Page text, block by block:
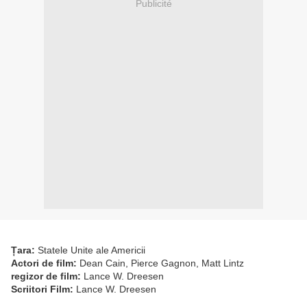
Publicité
Țara: Statele Unite ale Americii
Actori de film: Dean Cain, Pierce Gagnon, Matt Lintz
regizor de film: Lance W. Dreesen
Scriitori Film: Lance W. Dreesen